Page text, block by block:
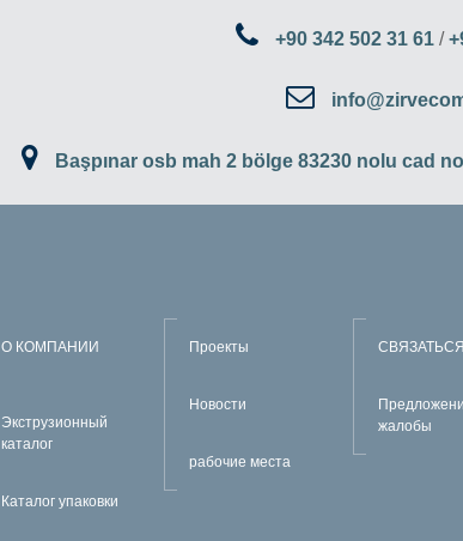
+90 342 502 31 61/
Başpınar osb mah 2 bölge 83230 nolu cad
О КОМПАНИИ
Экструзионный
каталог
Каталог упаковки
Проекты
Новости
рабочие места
жалобы